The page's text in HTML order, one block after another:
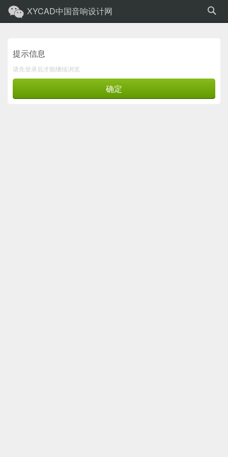
XYCAD中国音响设计网
提示信息
请先登录后才能继续浏览
确定